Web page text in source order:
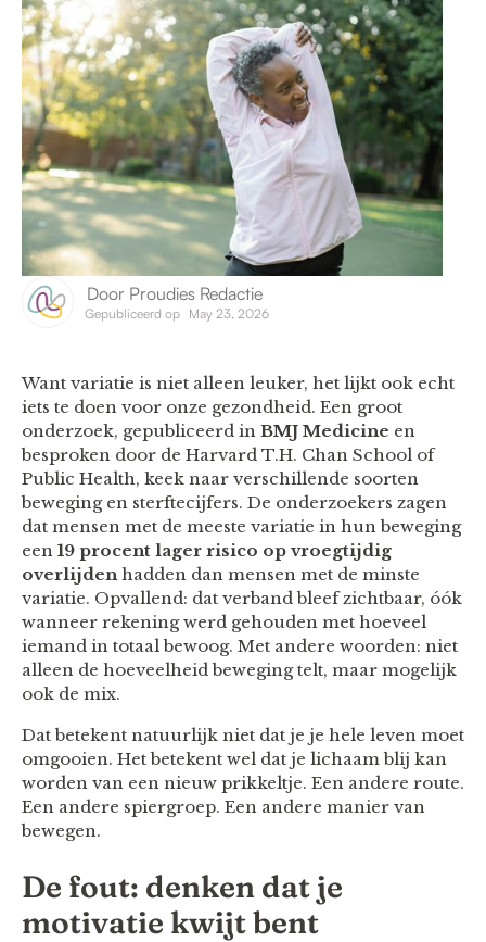
Door Proudies Redactie
Gepubliceerd op May 23, 2026
Want variatie is niet alleen leuker, het lijkt ook echt
iets te doen voor onze gezondheid. Een groot
onderzoek, gepubliceerd in BMJ Medicine en
besproken door de Harvard T.H. Chan School of
Public Health, keek naar verschillende soorten
beweging en sterftecijfers. De onderzoekers zagen
dat mensen met de meeste variatie in hun beweging
een 19 procent lager risico op vroegtijdig
overlijden hadden dan mensen met de minste
variatie. Opvallend: dat verband bleef zichtbaar, óók
wanneer rekening werd gehouden met hoeveel
iemand in totaal bewoog. Met andere woorden: niet
alleen de hoeveelheid beweging telt, maar mogelijk
ook de mix.
Dat betekent natuurlijk niet dat je je hele leven moet
omgooien. Het betekent wel dat je lichaam blij kan
worden van een nieuw prikkeltje. Een andere route.
Een andere spiergroep. Een andere manier van
bewegen.
De fout: denken dat je
motivatie kwijt bent